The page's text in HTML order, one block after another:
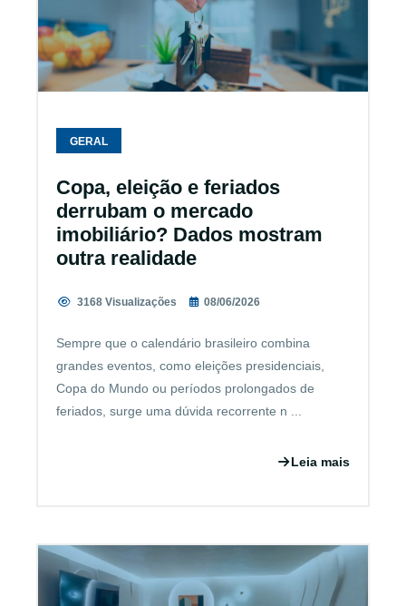
GERAL
Copa, eleição e feriados
derrubam o mercado
imobiliário? Dados mostram
outra realidade
3168 Visualizações 08/06/2026
Sempre que o calendário brasileiro combina
grandes eventos, como eleições presidenciais,
Copa do Mundo ou períodos prolongados de
feriados, surge uma dúvida recorrente n ...
Leia mais